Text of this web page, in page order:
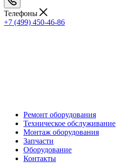
Телефоны
+7 (499) 450-46-86
Ремонт оборудования
Техническое обслуживание
Монтаж оборудования
Запчасти
Оборудование
Контакты